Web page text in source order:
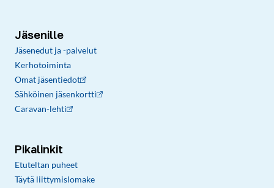
Jäsenille
Jäsenedut ja -palvelut
Kerhotoiminta
Omat jäsentiedot
Sähköinen jäsenkortti
Caravan-lehti
Pikalinkit
Etuteltan puheet
Täytä liittymislomake